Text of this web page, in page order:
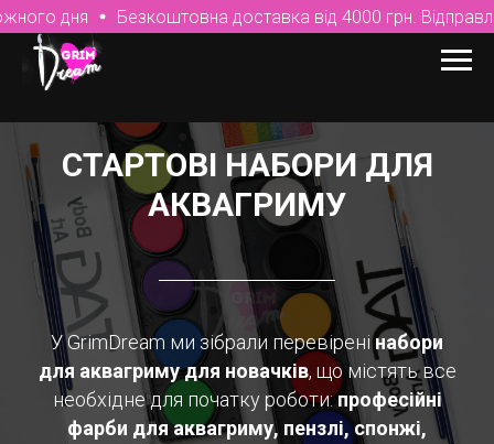
дня Безкоштовна доставка від 4000 грн.
СТАРТОВІ НАБОРИ ДЛЯ
АКВАГРИМУ
У GrimDream ми зібрали перевіренінабори
для аквагриму для новачків, що містять все
необхідне для початку роботи:професійні
фарби для аквагриму, пензлі, спонжі,